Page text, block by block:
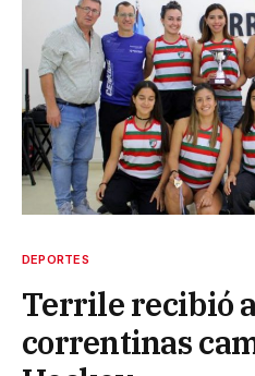
DEPORTES
Terrile recibió
correntinas